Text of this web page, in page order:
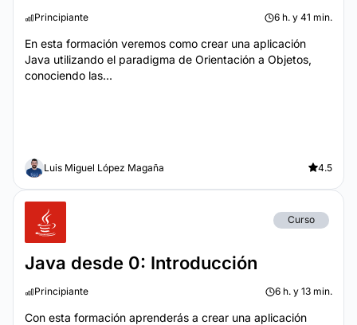
Principiante 6 h. y 41 min.
En esta formación veremos como crear una aplicación
Java utilizando el paradigma de Orientación a Objetos,
conociendo las...
Luis Miguel López Magaña 4.5
Curso
Java desde 0: Introducción
Principiante 6 h. y 13 min.
Con esta formación aprenderás a crear una aplicación